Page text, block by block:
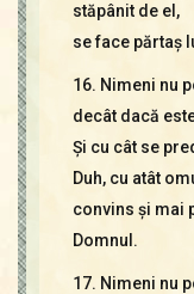
stăpânit de el,
se face părtaş
16. Nimeni nu
decât dacă
Şi cu cât se
Duh, cu atât
convins şi mai
Domnul.
17. Nimeni nu